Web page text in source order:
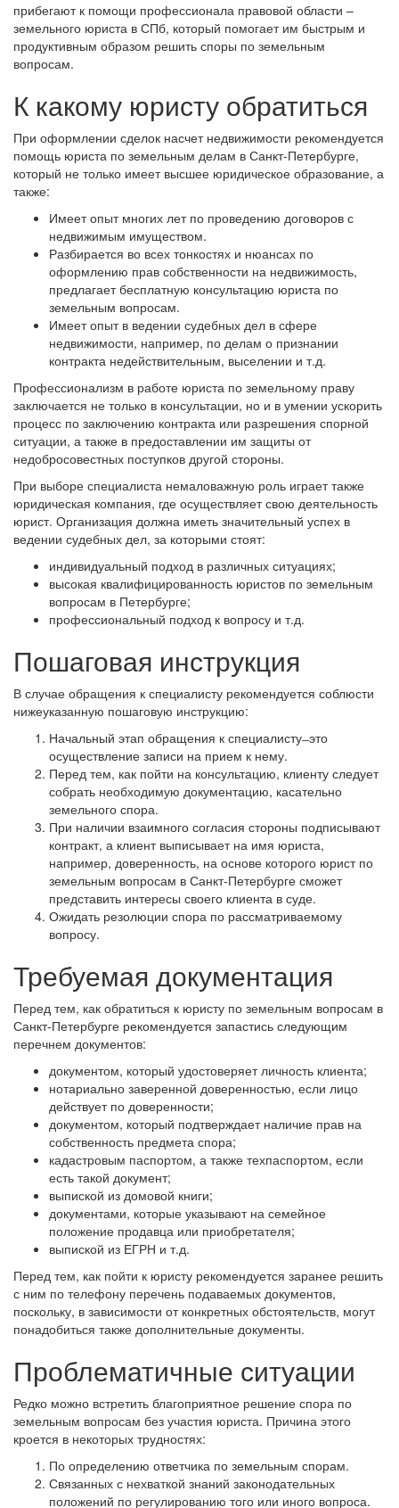
прибегают к помощи профессионала правовой области –
земельного юриста в СПб, который помогает им быстрым и
продуктивным образом решить споры по земельным
вопросам.
К какому юристу обратиться
При оформлении сделок насчет недвижимости рекомендуется
помощь юриста по земельным делам в Санкт-Петербурге,
который не только имеет высшее юридическое образование, а
также:
Имеет опыт многих лет по проведению договоров с
недвижимым имуществом.
Разбирается во всех тонкостях и нюансах по
оформлению прав собственности на недвижимость,
предлагает бесплатную консультацию юриста по
земельным вопросам.
Имеет опыт в ведении судебных дел в сфере
недвижимости, например, по делам о признании
контракта недействительным, выселении и т.д.
Профессионализм в работе юриста по земельному праву
заключается не только в консультации, но и в умении ускорить
процесс по заключению контракта или разрешения спорной
ситуации, а также в предоставлении им защиты от
недобросовестных поступков другой стороны.
При выборе специалиста немаловажную роль играет также
юридическая компания, где осуществляет свою деятельность
юрист. Организация должна иметь значительный успех в
ведении судебных дел, за которыми стоят:
индивидуальный подход в различных ситуациях;
высокая квалифицированность юристов по земельным
вопросам в Петербурге;
профессиональный подход к вопросу и т.д.
Пошаговая инструкция
В случае обращения к специалисту рекомендуется соблюсти
нижеуказанную пошаговую инструкцию:
Начальный этап обращения к специалисту ̶ это
осуществление записи на прием к нему.
Перед тем, как пойти на консультацию, клиенту следует
собрать необходимую документацию, касательно
земельного спора.
При наличии взаимного согласия стороны подписывают
контракт, а клиент выписывает на имя юриста,
например, доверенность, на основе которого юрист по
земельным вопросам в Санкт-Петербурге сможет
представить интересы своего клиента в суде.
Ожидать резолюции спора по рассматриваемому
вопросу.
Требуемая документация
Перед тем, как обратиться к юристу по земельным вопросам в
Санкт-Петербурге рекомендуется запастись следующим
перечнем документов:
документом, который удостоверяет личность клиента;
нотариально заверенной доверенностью, если лицо
действует по доверенности;
документом, который подтверждает наличие прав на
собственность предмета спора;
кадастровым паспортом, а также техпаспортом, если
есть такой документ;
выпиской из домовой книги;
документами, которые указывают на семейное
положение продавца или приобретателя;
выпиской из ЕГРН и т.д.
Перед тем, как пойти к юристу рекомендуется заранее решить
с ним по телефону перечень подаваемых документов,
поскольку, в зависимости от конкретных обстоятельств, могут
понадобиться также дополнительные документы.
Проблематичные ситуации
Редко можно встретить благоприятное решение спора по
земельным вопросам без участия юриста. Причина этого
кроется в некоторых трудностях:
По определению ответчика по земельным спорам.
Связанных с нехваткой знаний законодательных
положений по регулированию того или иного вопроса.